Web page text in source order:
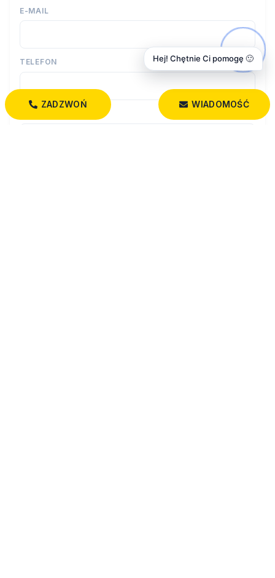
E-MAIL
TELEFON
ZADZWOŃ WIADOMOŚĆ
Hej! Chętnie Ci pomogę 🙂